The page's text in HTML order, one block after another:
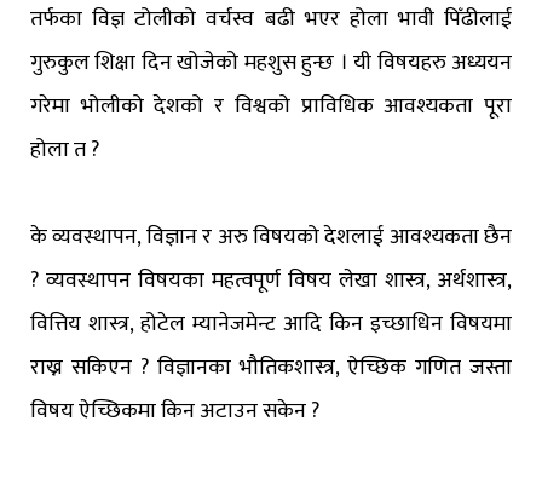
तर्फका विज्ञ टोलीको वर्चस्व बढी भएर होला भावी पिँढीलाई
गुरुकुल शिक्षा दिन खोजेको महशुस हुन्छ । यी विषयहरु अध्ययन
गरेमा भोलीको देशको र विश्वको प्राविधिक आवश्यकता पूरा
होला त ?
के व्यवस्थापन, विज्ञान र अरु विषयको देशलाई आवश्यकता छैन
? व्यवस्थापन विषयका महत्वपूर्ण विषय लेखा शास्त्र, अर्थशास्त्र,
वित्तिय शास्त्र, होटेल म्यानेजमेन्ट आदि किन इच्छाधिन विषयमा
राख्न सकिएन ? विज्ञानका भौतिकशास्त्र, ऐच्छिक गणित जस्ता
विषय ऐच्छिकमा किन अटाउन सकेन ?